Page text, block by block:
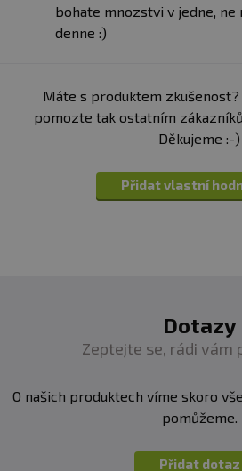
bohate mnozstvi v jedne, ne
denne :)
Máte s produktem
pomozte tak ostatním
Děkujeme :-)
Přidat vlastní
Dotazy
Zeptejte se, rádi vám
O našich produktech víme skoro
pomůžeme.
Přidat dotaz